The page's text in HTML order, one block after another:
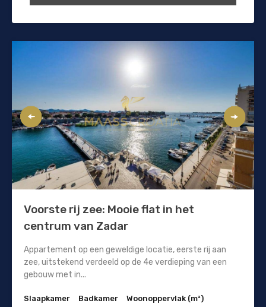
Voorste rij zee: Mooie flat in het
centrum van Zadar
Appartement op een geweldige locatie, eerste rij aan
zee, uitstekend verdeeld op de 4e verdieping van een
gebouw met in...
Slaapkamer
Badkamer
Woonoppervlak (m²)